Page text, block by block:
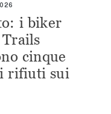
i biker
cinque
rifiuti sui